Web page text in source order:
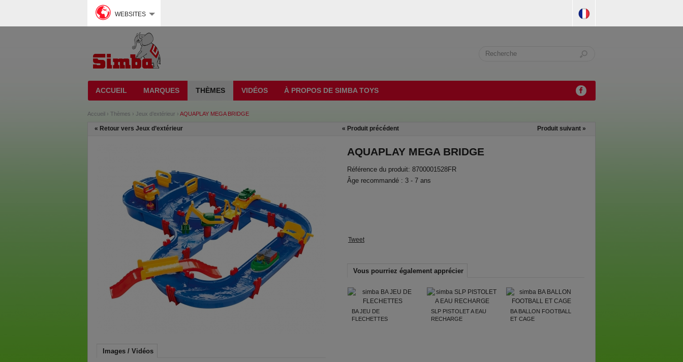
WEBSITES
ACCUEIL MARQUES THÈMES VIDÉOS À PROPOS DE SIMBA TOYS
Accueil › Thèmes › Jeux d’extérieur › AQUAPLAY MEGA BRIDGE
« Retour vers Jeux d’extérieur « Produit précédent Produit suivant »
Images / Vidéos
AQUAPLAY MEGA BRIDGE
Référence du produit: 8700001528FR
Âge recommandé : 3 - 7 ans
Tweet
Vous pourriez également apprécier
BA JEU DE
FLECHETTES
SLP PISTOLET A EAU
RECHARGE
BA BALLON FOOTBALL
ET CAGE